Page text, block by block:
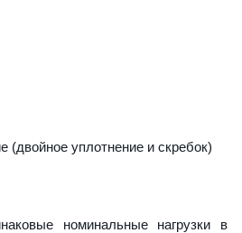
(двойное уплотнение и скребок)
номинальные нагрузки в